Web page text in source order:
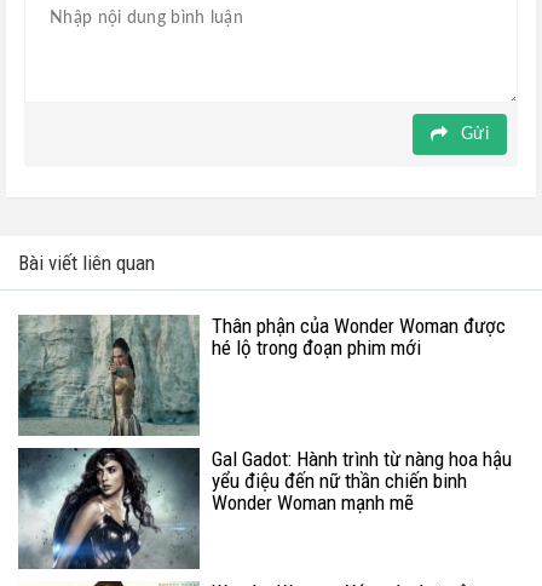
Gửi
Bài viết liên quan
Thân phận của Wonder Woman được
hé lộ trong đoạn phim mới
Gal Gadot: Hành trình từ nàng hoa hậu
yểu điệu đến nữ thần chiến binh
Wonder Woman mạnh mẽ